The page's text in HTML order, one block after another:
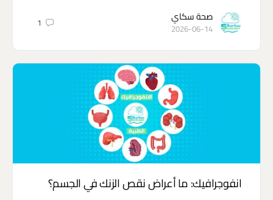
صحة سكاي
2026-06-14
1
انفوجرافيك: ما أعراض نقص الزنك في الجسم؟